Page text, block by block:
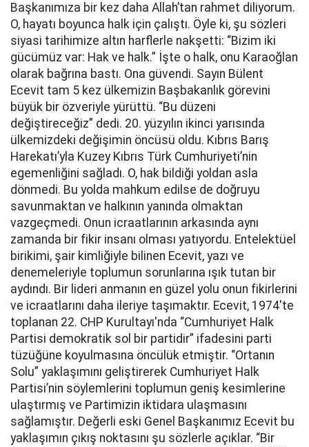
Başkanımıza bir kez daha Allah’tan rahmet diliyorum.
O, hayatı boyunca halk için çalıştı. Öyle ki, şu sözleri
siyasi tarihimize altın harflerle nakşetti: “Bizim iki
gücümüz var: Hak ve halk.” İşte o halk, onu Karaoğlan
olarak bağrına bastı. Ona güvendi. Sayın Bülent
Ecevit tam 5 kez ülkemizin Başbakanlık görevini
büyük bir özveriyle yürüttü. “Bu düzeni
değiştireceğiz” dedi. 20. yüzyılın ikinci yarısında
ülkemizdeki değişimin öncüsü oldu. Kıbrıs Barış
Harekatı’yla Kuzey Kıbrıs Türk Cumhuriyeti’nin
egemenliğini sağladı. O, hak bildiği yoldan asla
dönmedi. Bu yolda mahkum edilse de doğruyu
savunmaktan ve halkının yanında olmaktan
vazgeçmedi. Onun icraatlarının arkasında aynı
zamanda bir fikir insanı olması yatıyordu. Entelektüel
birikimi, şair kimliğiyle bilinen Ecevit, yazı ve
denemeleriyle toplumun sorunlarına ışık tutan bir
aydındı. Bir lideri anmanın en güzel yolu onun fikirlerini
ve icraatlarını daha ileriye taşımaktır. Ecevit, 1974'te
toplanan 22. CHP Kurultayı'nda “Cumhuriyet Halk
Partisi demokratik sol bir partidir” ifadesini parti
tüzüğüne koyulmasına öncülük etmiştir. “Ortanın
Solu” yaklaşımını geliştirerek Cumhuriyet Halk
Partisi’nin söylemlerini toplumun geniş kesimlerine
ulaştırmış ve Partimizin iktidara ulaşmasını
sağlamıştır. Değerli eski Genel Başkanımız Ecevit bu
yaklaşımın çıkış noktasını şu sözlerle açıklar. “Bir